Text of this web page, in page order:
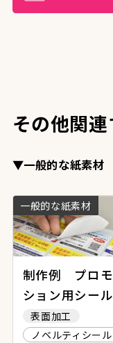
その他関
▼一般的な紙素材
一般的な紙素材
制作例 プロ
ション用シール
表面加工
ノベルティシール